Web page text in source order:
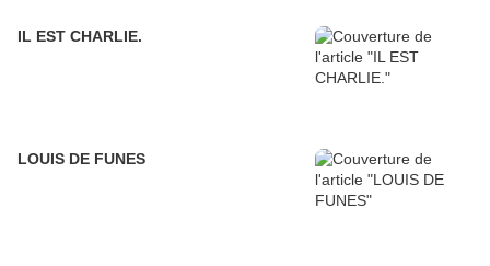
IL EST CHARLIE.
LOUIS DE FUNES